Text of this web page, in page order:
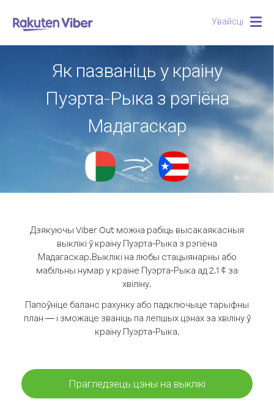
Увайсці
Як пазваніць у краіну
Пуэрта-Рыка з рэгіёна
Мадагаскар
Дзякуючы Viber Out можна рабіць высакаякасныя
выклікі ў краіну Пуэрта-Рыка з рэгіёна
Мадагаскар.Выклікі на любы стацыянарны або
мабільны нумар у краіне Пуэрта-Рыка ад 2.1 ¢ за
хвіліну.
Папоўніце баланс рахунку або падключыце тарыфны
план — і зможаце званіць па лепшых цэнах за хвіліну ў
краіну Пуэрта-Рыка.
Прагледзець цэны на выклікі